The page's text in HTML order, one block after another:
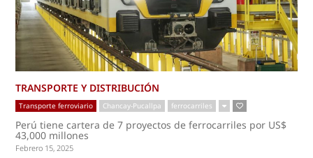
TRANSPORTE Y DISTRIBUCIÓN
Transporte ferroviario Chancay-Pucallpa ferrocarriles
Perú tiene cartera de 7 proyectos de ferrocarriles por US$
43,000 millones
Febrero 15, 2025